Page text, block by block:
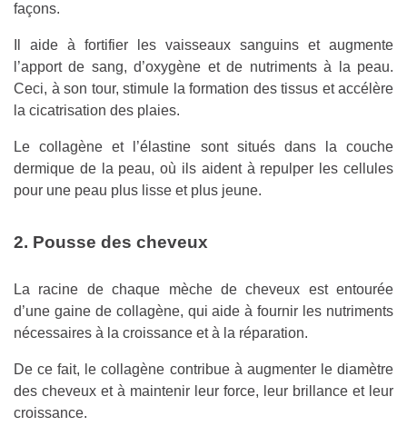
façons.
Il aide à fortifier les vaisseaux sanguins et augmente
l’apport de sang, d’oxygène et de nutriments à la peau.
Ceci, à son tour, stimule la formation des tissus et accélère
la cicatrisation des plaies.
Le collagène et l’élastine sont situés dans la couche
dermique de la peau, où ils aident à repulper les cellules
pour une peau plus lisse et plus jeune.
2. Pousse des cheveux
La racine de chaque mèche de cheveux est entourée
d’une gaine de collagène, qui aide à fournir les nutriments
nécessaires à la croissance et à la réparation.
De ce fait, le collagène contribue à augmenter le diamètre
des cheveux et à maintenir leur force, leur brillance et leur
croissance.